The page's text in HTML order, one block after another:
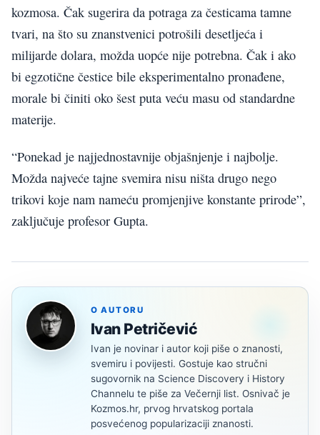
kozmosa. Čak sugerira da potraga za česticama tamne
tvari, na što su znanstvenici potrošili desetljeća i
milijarde dolara, možda uopće nije potrebna. Čak i ako
bi egzotične čestice bile eksperimentalno pronađene,
morale bi činiti oko šest puta veću masu od standardne
materije.
“Ponekad je najjednostavnije objašnjenje i najbolje.
Možda najveće tajne svemira nisu ništa drugo nego
trikovi koje nam nameću promjenjive konstante prirode”,
zaključuje profesor Gupta.
O AUTORU
Ivan Petričević
Ivan je novinar i autor koji piše o znanosti,
svemiru i povijesti. Gostuje kao stručni
sugovornik na Science Discovery i History
Channelu te piše za Večernji list. Osnivač je
Kozmos.hr, prvog hrvatskog portala
posvećenog popularizaciji znanosti.